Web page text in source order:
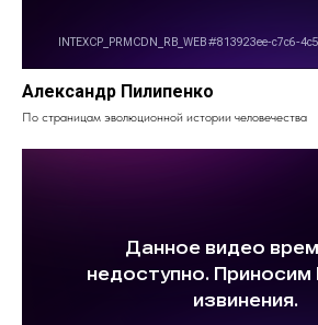
Александр Пилипенко
По страницам эволюционной истории человечества